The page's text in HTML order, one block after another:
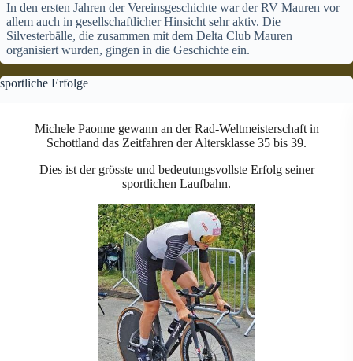
In den ersten Jahren der Vereinsgeschichte war der RV Mauren vor
allem auch in gesellschaftlicher Hinsicht sehr aktiv. Die
Silvesterbälle, die zusammen mit dem Delta Club Mauren
organisiert wurden, gingen in die Geschichte ein.
sportliche Erfolge
Michele Paonne gewann an der Rad-Weltmeisterschaft in
Schottland das Zeitfahren der Altersklasse 35 bis 39.
Dies ist der grösste und bedeutungsvollste Erfolg seiner
sportlichen Laufbahn.